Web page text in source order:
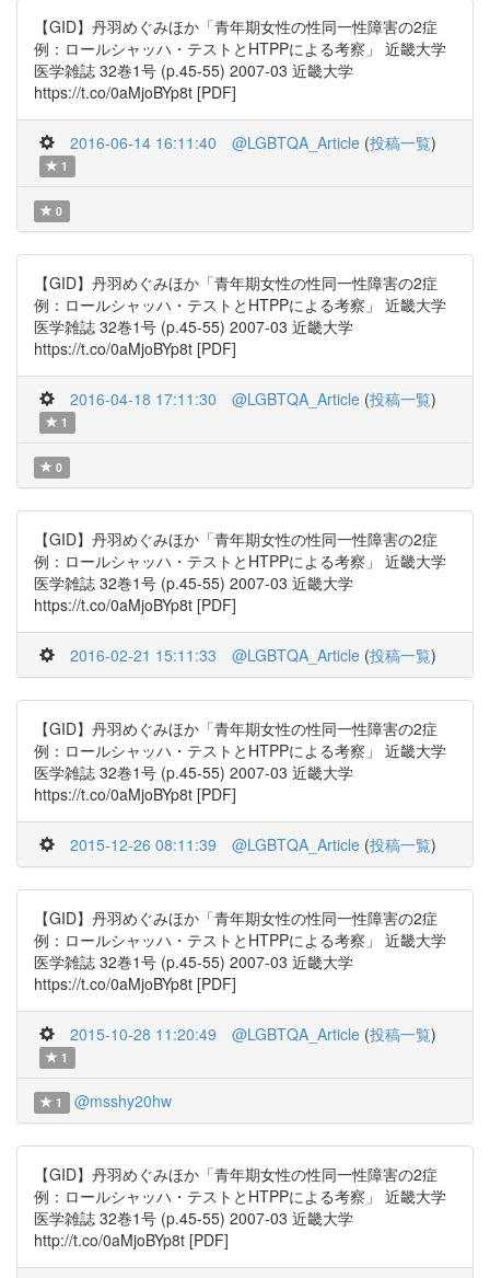
【GID】丹羽めぐみほか「青年期女性の性同一性障害の2症
例：ロールシャッハ・テストとHTPPによる考察」 近畿大学
医学雑誌 32巻1号 (p.45-55) 2007-03 近畿大学
https://t.co/0aMjoBYp8t [PDF]
2016-06-14 16:11:40 @LGBTQA_Article (投稿一覧)
1
0
【GID】丹羽めぐみほか「青年期女性の性同一性障害の2症
例：ロールシャッハ・テストとHTPPによる考察」 近畿大学
医学雑誌 32巻1号 (p.45-55) 2007-03 近畿大学
https://t.co/0aMjoBYp8t [PDF]
2016-04-18 17:11:30 @LGBTQA_Article (投稿一覧)
1
0
【GID】丹羽めぐみほか「青年期女性の性同一性障害の2症
例：ロールシャッハ・テストとHTPPによる考察」 近畿大学
医学雑誌 32巻1号 (p.45-55) 2007-03 近畿大学
https://t.co/0aMjoBYp8t [PDF]
2016-02-21 15:11:33 @LGBTQA_Article (投稿一覧)
【GID】丹羽めぐみほか「青年期女性の性同一性障害の2症
例：ロールシャッハ・テストとHTPPによる考察」 近畿大学
医学雑誌 32巻1号 (p.45-55) 2007-03 近畿大学
https://t.co/0aMjoBYp8t [PDF]
2015-12-26 08:11:39 @LGBTQA_Article (投稿一覧)
【GID】丹羽めぐみほか「青年期女性の性同一性障害の2症
例：ロールシャッハ・テストとHTPPによる考察」 近畿大学
医学雑誌 32巻1号 (p.45-55) 2007-03 近畿大学
https://t.co/0aMjoBYp8t [PDF]
2015-10-28 11:20:49 @LGBTQA_Article (投稿一覧)
1
1 @msshy20hw
【GID】丹羽めぐみほか「青年期女性の性同一性障害の2症
例：ロールシャッハ・テストとHTPPによる考察」 近畿大学
医学雑誌 32巻1号 (p.45-55) 2007-03 近畿大学
http://t.co/0aMjoBYp8t [PDF]